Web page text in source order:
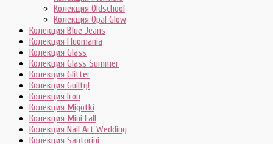
Колекция Oldschool
Колекция Opal Glow
Колекция Blue Jeans
Колекция Fluomania
Колекция Glass
Колекция Glass Summer
Колекция Glitter
Колекция Guilty!
Колекция Iron
Колекция Migotki
Колекция Mini Fall
Колекция Nail Art Wedding
Колекция Santorini